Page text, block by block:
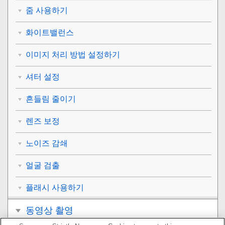
줌 사용하기
화이트밸런스
이미지 처리 방법 설정하기
셔터 설정
흔들림 줄이기
렌즈 보정
노이즈 감쇄
얼굴 검출
플래시 사용하기
동영상 촬영